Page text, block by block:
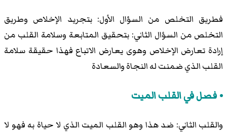
فطريق التخلص من السؤال الأول: بتجريد الإخلاص وطريق
التخلص من السؤال الثاني: بتحقيق المتابعة وسلامة القلب من
إرادة تعارض الإخلاص وهوى يعارض الاتباع فهذا حقيقة سلامة
القلب الذي ضمنت له النجاة والسعادة
فصل في القلب الميت
والقلب الثاني: ضد هذا وهو القلب الميت الذي لا حياة به فهو لا